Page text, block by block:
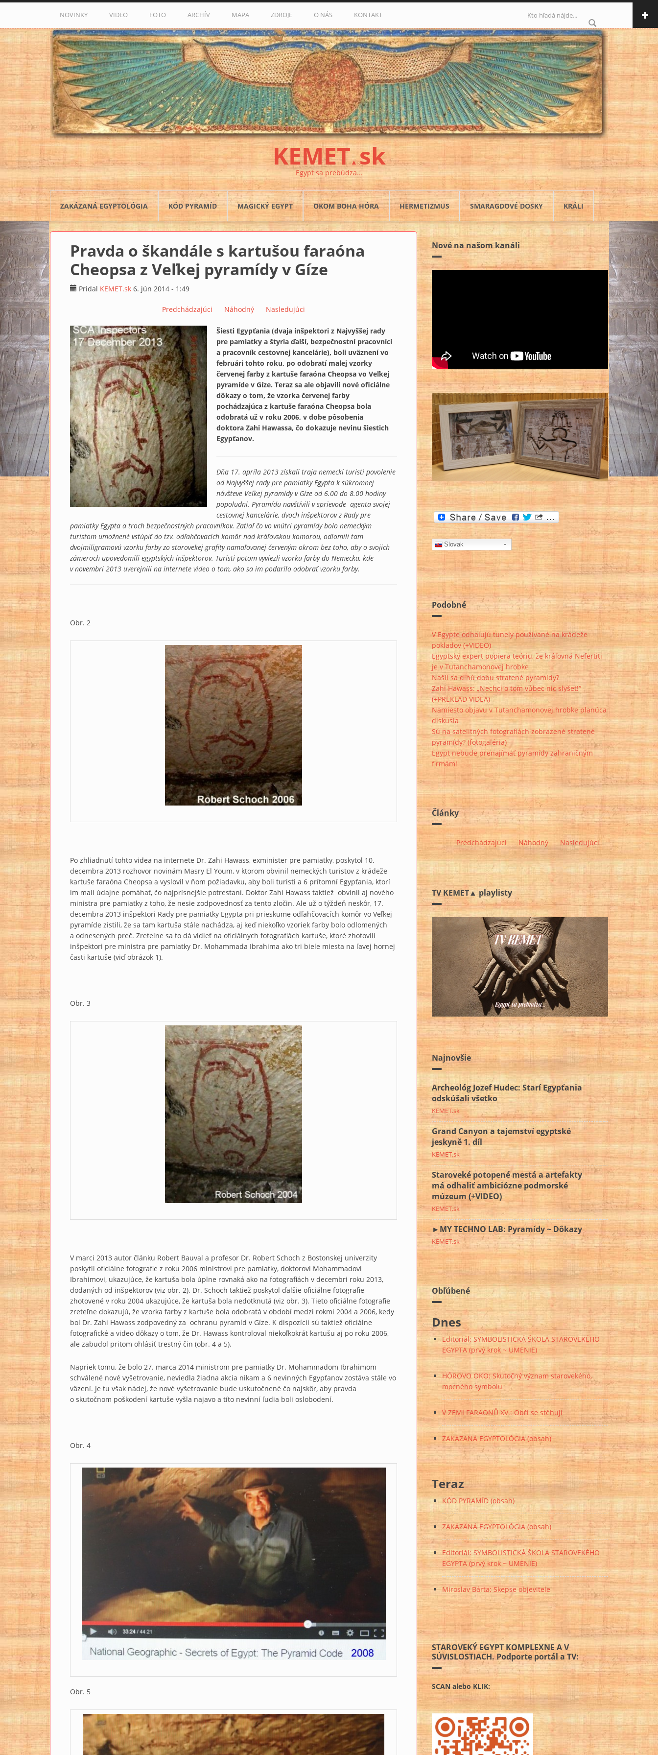
Skočiť na hlavný obsah
NOVINKY VIDEO FOTO ARCHÍV MAPA ZDROJE O NÁS KONTAKT Vyhľadávanie
KEMET▲sk
Egypt sa prebúdza...
ZAKÁZANÁ EGYPTOLÓGIA KÓD PYRAMÍD MAGICKÝ EGYPT OKOM BOHA HÓRA HERMETIZMUS SMARAGDOVÉ DOSKY KRÁLI
Pravda o škandále s kartušou faraóna
Cheopsa z Veľkej pyramídy v Gíze
Pridal KEMET.sk 6. jún 2014 - 1:49
Predchádzajúci Náhodný Nasledujúci
Šiesti Egypťania (dvaja inšpektori z Najvyššej rady
pre pamiatky a štyria ďalší, bezpečnostní pracovníci
a pracovník cestovnej kancelárie), boli uväznení vo
februári tohto roku, po odobratí malej vzorky
červenej farby z kartuše faraóna Cheopsa vo Veľkej
pyramíde v Gíze. Teraz sa ale objavili nové oficiálne
dôkazy o tom, že vzorka červenej farby
pochádzajúca z kartuše faraóna Cheopsa bola
odobratá už v roku 2006, v dobe pôsobenia
doktora Zahi Hawassa, čo dokazuje nevinu šiestich
Egypťanov.
Dňa 17. apríla 2013 získali traja nemeckí turisti povolenie
od Najvyššej rady pre pamiatky Egypta k súkromnej
návšteve Veľkej pyramídy v Gíze od 6.00 do 8.00 hodiny
popoludní. Pyramídu navštívili v sprievode agenta svojej
cestovnej kancelárie, dvoch inšpektorov z Rady pre
pamiatky Egypta a troch bezpečnostných pracovníkov. Zatiaľ čo vo vnútri pyramídy bolo nemeckým
turistom umožnené vstúpiť do tzv. odľahčovacích komôr nad kráľovskou komorou, odlomili tam
dvojmiligramovú vzorku farby zo starovekej grafity namaľovanej červeným okrom bez toho, aby o svojich
zámeroch upovedomili egyptských inšpektorov. Turisti potom vyviezli vzorku farby do Nemecka, kde
v novembri 2013 uverejnili na internete video o tom, ako sa im podarilo odobrať vzorku farby.
Obr. 2
Po zhliadnutí tohto videa na internete Dr. Zahi Hawass, exminister pre pamiatky, poskytol 10.
decembra 2013 rozhovor novinám Masry El Youm, v ktorom obvinil nemeckých turistov z krádeže
kartuše faraóna Cheopsa a vyslovil v ňom požiadavku, aby boli turisti a 6 prítomní Egypťania, ktorí
im mali údajne pomáhať, čo najprísnejšie potrestaní. Doktor Zahi Hawass taktiež obvinil aj nového
ministra pre pamiatky z toho, že nesie zodpovednosť za tento zločin. Ale už o týždeň neskôr, 17.
decembra 2013 inšpektori Rady pre pamiatky Egypta pri prieskume odľahčovacích komôr vo Veľkej
pyramíde zistili, že sa tam kartuša stále nachádza, aj keď niekoľko vzoriek farby bolo odlomených
a odnesených preč. Zreteľne sa to dá vidieť na oficiálnych fotografiách kartuše, ktoré zhotovili
inšpektori pre ministra pre pamiatky Dr. Mohammada Ibrahima ako tri biele miesta na ľavej hornej
časti kartuše (viď obrázok 1).
Obr. 3
V marci 2013 autor článku Robert Bauval a profesor Dr. Robert Schoch z Bostonskej univerzity
poskytli oficiálne fotografie z roku 2006 ministrovi pre pamiatky, doktorovi Mohammadovi
Ibrahimovi, ukazujúce, že kartuša bola úplne rovnaká ako na fotografiách v decembri roku 2013,
dodaných od inšpektorov (viz obr. 2). Dr. Schoch taktiež poskytol ďalšie oficiálne fotografie
zhotovené v roku 2004 ukazujúce, že kartuša bola nedotknutá (viz obr. 3). Tieto oficiálne fotografie
zreteľne dokazujú, že vzorka farby z kartuše bola odobratá v období medzi rokmi 2004 a 2006, kedy
bol Dr. Zahi Hawass zodpovedný za ochranu pyramíd v Gíze. K dispozícii sú taktiež oficiálne
fotografické a video dôkazy o tom, že Dr. Hawass kontroloval niekoľkokrát kartušu aj po roku 2006,
ale zabudol pritom ohlásiť trestný čin (obr. 4 a 5).
Napriek tomu, že bolo 27. marca 2014 ministrom pre pamiatky Dr. Mohammadom Ibrahimom
schválené nové vyšetrovanie, neviedla žiadna akcia nikam a 6 nevinných Egypťanov zostáva stále vo
väzení. Je tu však nádej, že nové vyšetrovanie bude uskutočnené čo najskôr, aby pravda
o skutočnom poškodení kartuše vyšla najavo a títo nevinní ľudia boli oslobodení.
Obr. 4
Obr. 5
Nové na našom kanáli
Slovak
Podobné
V Egypte odhaľujú tunely používané na krádeže
pokladov (+VIDEO)
Egyptský expert popiera teóriu, že kráľovná Nefertiti
je v Tutanchamonovej hrobke
Našli sa dlhú dobu stratené pyramídy?
Zahi Hawass: „Nechci o tom vůbec nic slyšet!“
(+PREKLAD VIDEA)
Namiesto objavu v Tutanchamonovej hrobke planúca
diskusia
Sú na satelitných fotografiách zobrazené stratené
pyramídy? (fotogaléria)
Egypt nebude prenajímať pyramídy zahraničným
firmám!
Články
Predchádzajúci Náhodný Nasledujúci
TV KEMET▲ playlisty
Najnovšie
Archeológ Jozef Hudec: Starí Egypťania
odskúšali všetko
KEMET.sk
Grand Canyon a tajemství egyptské
jeskyně 1. díl
KEMET.sk
Staroveké potopené mestá a artefakty
má odhaliť ambiciózne podmorské
múzeum (+VIDEO)
KEMET.sk
►MY TECHNO LAB: Pyramídy ~ Dôkazy
KEMET.sk
Obľúbené
Dnes
Editoriál: SYMBOLISTICKÁ ŠKOLA STAROVEKÉHO
EGYPTA (prvý krok ~ UMENIE)
HÓROVO OKO: Skutočný význam starovekého,
mocného symbolu
V ZEMI FARAONŮ XV.: Obři se stěhují
ZAKÁZANÁ EGYPTOLÓGIA (obsah)
Teraz
KÓD PYRAMÍD (obsah)
ZAKÁZANÁ EGYPTOLÓGIA (obsah)
Editoriál: SYMBOLISTICKÁ ŠKOLA STAROVEKÉHO
EGYPTA (prvý krok ~ UMENIE)
Miroslav Bárta: Skepse objevitele
STAROVEKÝ EGYPT KOMPLEXNE A V
SÚVISLOSTIACH. Podporte portál a TV:
SCAN alebo KLIK: